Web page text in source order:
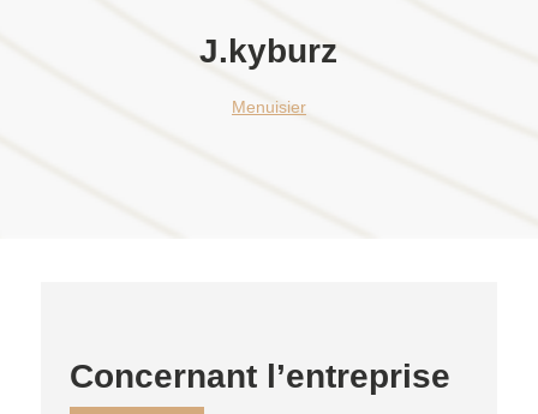
J.kyburz
Menuisier
Concernant l’entreprise